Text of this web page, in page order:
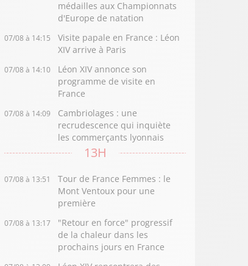
médailles aux Championnats
d'Europe de natation
07/08 à 14:15
Visite papale en France : Léon
XIV arrive à Paris
07/08 à 14:10
Léon XIV annonce son
programme de visite en
France
07/08 à 14:09
Cambriolages : une
recrudescence qui inquiète
les commerçants lyonnais
13H
07/08 à 13:51
Tour de France Femmes : le
Mont Ventoux pour une
première
07/08 à 13:17
"Retour en force" progressif
de la chaleur dans les
prochains jours en France